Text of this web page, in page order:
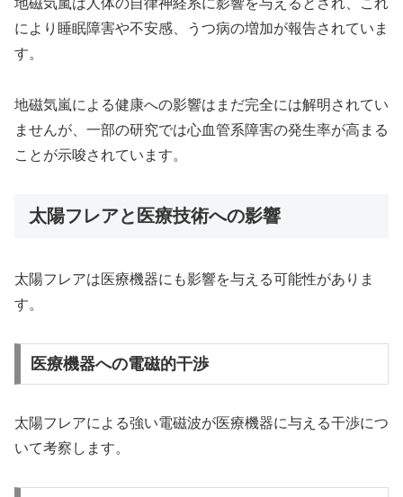
地磁気嵐は人体の自律神経系に影響を与えるとされ、これ
により睡眠障害や不安感、うつ病の増加が報告されていま
す。
地磁気嵐による健康への影響はまだ完全には解明されてい
ませんが、一部の研究では心血管系障害の発生率が高まる
ことが示唆されています。
太陽フレアと医療技術への影響
太陽フレアは医療機器にも影響を与える可能性がありま
す。
医療機器への電磁的干渉
太陽フレアによる強い電磁波が医療機器に与える干渉につ
いて考察します。